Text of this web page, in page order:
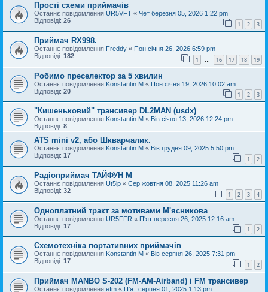
Прості схеми приймачів
Останнє повідомлення UR5VFT « Чет березня 05, 2026 1:22 pm
Відповіді: 26 1 2 3
Приймач RX998.
Останнє повідомлення Freddy « Пон січня 26, 2026 6:59 pm
Відповіді: 182 1 … 16 17 18 19
Робимо преселектор за 5 хвилин
Останнє повідомлення Konstantin M « Пон січня 19, 2026 10:02 am
Відповіді: 20 1 2 3
"Кишеньковий" трансивер DL2MAN (usdx)
Останнє повідомлення Konstantin M « Вів січня 13, 2026 12:24 pm
Відповіді: 8
ATS mini v2, або Шкварчалик.
Останнє повідомлення Konstantin M « Вів грудня 09, 2025 5:50 pm
Відповіді: 17 1 2
Радіоприймач ТАЙФУН М
Останнє повідомлення Ut5lp « Сер жовтня 08, 2025 11:26 am
Відповіді: 32 1 2 3 4
Одноплатний тракт за мотивами М'ясникова
Останнє повідомлення UR5FFR « П'ят вересня 26, 2025 12:16 am
Відповіді: 17 1 2
Схемотехніка портативних приймачів
Останнє повідомлення Konstantin M « Вів серпня 26, 2025 7:31 pm
Відповіді: 17 1 2
Приймач MANBO S-202 (FM-AM-Airband) і FM трансивер
Останнє повідомлення efm « П'ят серпня 01, 2025 1:13 pm